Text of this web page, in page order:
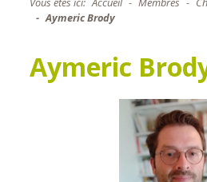
Aymeric Brody
Aymeric